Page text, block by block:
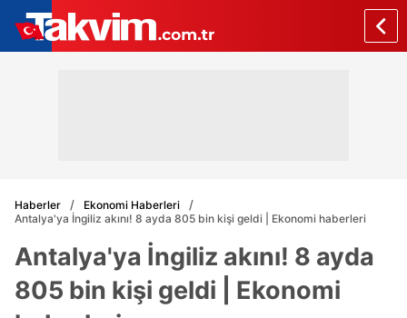
Haberler
Ekonomi Haberleri
Antalya'ya İngiliz akını! 8 ayda 805 bin kişi geldi | Ekonomi haberleri
Antalya'ya İngiliz akını! 8 ayda
805 bin kişi geldi | Ekonomi